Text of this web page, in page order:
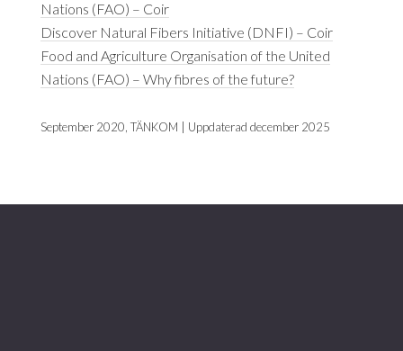
Nations (FAO) – Coir
Discover Natural Fibers Initiative (DNFI) – Coir
Food and Agriculture Organisation of the United
Nations (FAO) – Why fibres of the future?
September 2020, TÄNKOM | Uppdaterad december 2025